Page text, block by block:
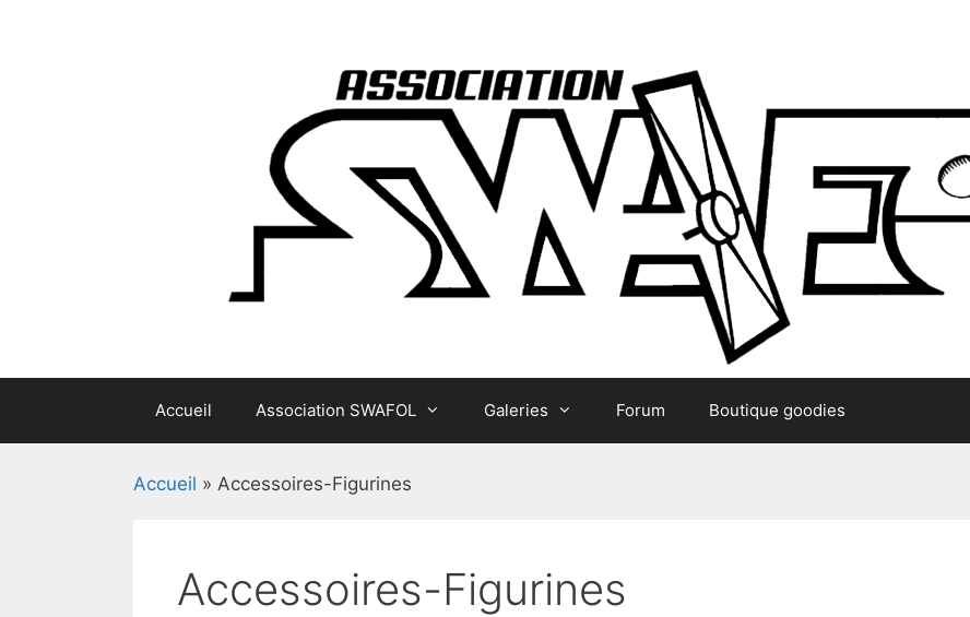
Accueil Association SWAFOL Galeries Forum Boutique goodies
Accueil » Accessoires-Figurines
Accessoires-Figurines